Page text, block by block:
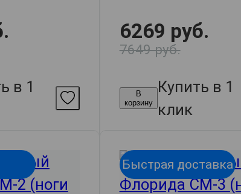
в 1
6269 руб.
7649 руб.
В
корзину
Купить в 1
клик
Быстрая доставка